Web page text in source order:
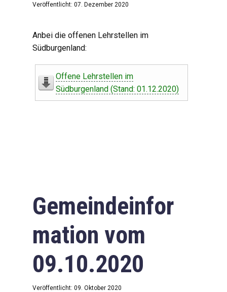
Veröffentlicht: 07. Dezember 2020
Anbei die offenen Lehrstellen im
Südburgenland:
Offene Lehrstellen im
Südburgenland (Stand: 01.12.2020)
Gemeindeinfor
mation vom
09.10.2020
Veröffentlicht: 09. Oktober 2020